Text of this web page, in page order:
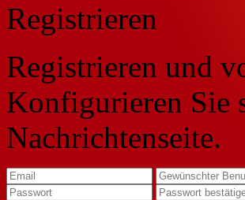
Registrieren
Registrieren und
Konfigurieren Sie
Nachrichtenseite.